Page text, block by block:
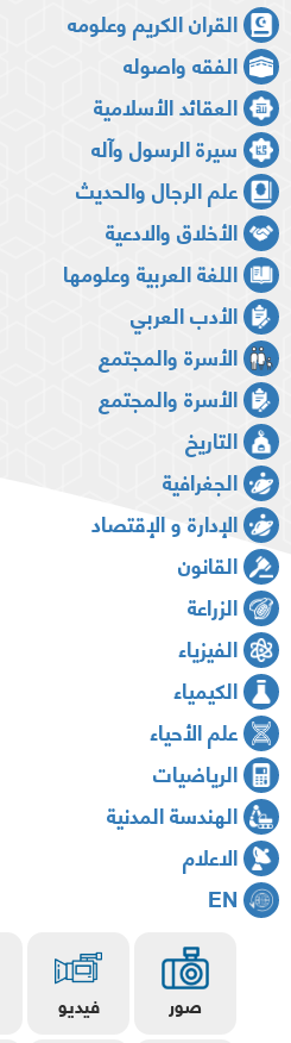
القران الكريم وعلومه
الفقه واصوله
العقائد الأسلامية
سيرة الرسول وآله
علم الرجال والحديث
الأخلاق والادعية
اللغة العربية وعلومها
الأدب العربي
الأسرة والمجتمع
الأسرة والمجتمع
التاريخ
الجغرافية
الإدارة و الإقتصاد
القانون
الزراعة
الفيزياء
الكيمياء
علم الأحياء
الرياضيات
الهندسة المدنية
الاعلام
EN
صور فيديو